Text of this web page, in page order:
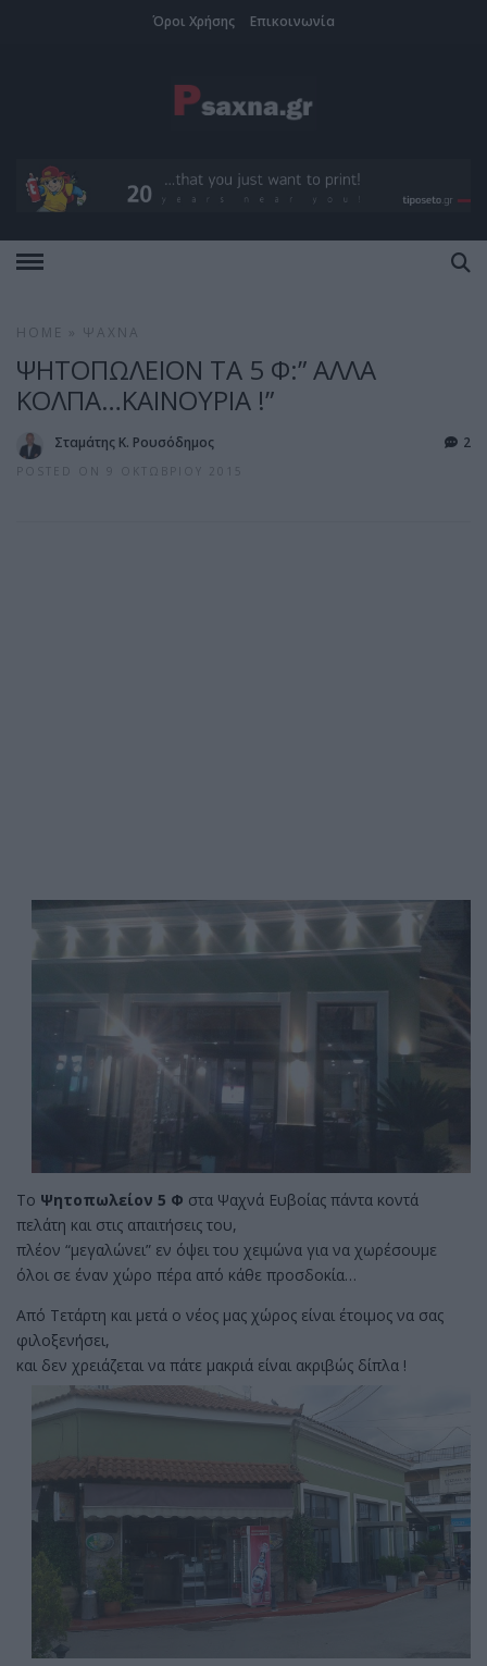
Όροι Χρήσης Επικοινωνία
HOME ΨΑΧΝΆ
ΨΗΤΟΠΩΛΕΙΟΝ ΤΑ 5 Φ:” ΑΛΛΑ
ΚΟΛΠΑ…ΚΑΙΝΟΥΡΙΑ !”
Σταμάτης Κ. Ρουσόδημος
POSTED ON 9 ΟΚΤΩΒΡΊΟΥ 2015
2
Το Ψητοπωλείον 5 Φ στα Ψαχνά Ευβοίας πάντα κοντά
πελάτη και στις απαιτήσεις του,
πλέον “μεγαλώνει” εν όψει του χειμώνα για να χωρέσουμε
όλοι σε έναν χώρο πέρα από κάθε προσδοκία…
Από Τετάρτη και μετά ο νέος μας χώρος είναι έτοιμος να σας
φιλοξενήσει,
και δεν χρειάζεται να πάτε μακριά είναι ακριβώς δίπλα !